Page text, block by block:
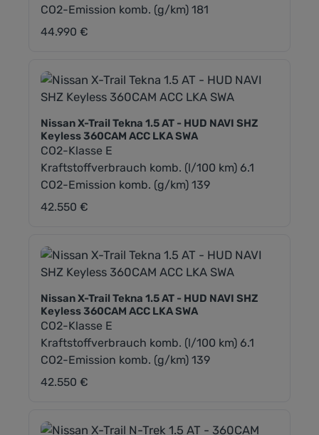
CO2-Emission komb. (g/km) 181
Regulärer Preis:
44.990 €
Nissan X-Trail Tekna 1.5 AT - HUD NAVI SHZ
Keyless 360CAM ACC LKA SWA
CO2-Klasse E
Kraftstoffverbrauch komb. (l/100 km) 6.1
CO2-Emission komb. (g/km) 139
Regulärer Preis:
42.550 €
Nissan X-Trail Tekna 1.5 AT - HUD NAVI SHZ
Keyless 360CAM ACC LKA SWA
CO2-Klasse E
Kraftstoffverbrauch komb. (l/100 km) 6.1
CO2-Emission komb. (g/km) 139
Regulärer Preis:
42.550 €